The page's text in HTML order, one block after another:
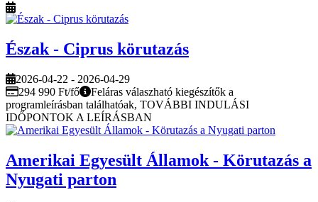
Észak - Ciprus körutazás
2026-04-22 - 2026-04-29
294 990 Ft/fő
Feláras válaszható kiegészítők a
programleírásban találhatóak, TOVÁBBI INDULÁSI
IDŐPONTOK A LEÍRÁSBAN
Amerikai Egyesült Államok - Körutazás a
Nyugati parton